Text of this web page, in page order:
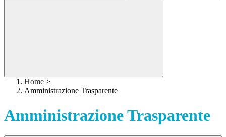
Home >
Amministrazione Trasparente
Amministrazione Trasparente